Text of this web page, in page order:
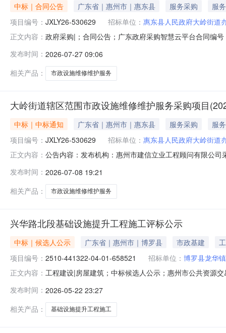
中标｜合同公告 广东省｜惠州市｜惠东县 服务采购
服务
项目编号： JXLY26-530629 招标单位： 惠东县人民政府大岭街道
正文内容： 政府采购|；合同公告；广东政府采购智慧云平台合同编
度）(二次)三、项目编号JXLY26-530629四、项目名称
发布时间： 2026-07-27 09:06
相关产品：
市政设施维修维护服务
大岭街道辖区范围市政设施维修维护服务采购项目
中标｜中标通知 广东省｜惠州市｜惠东县 服务采购
服务
项目编号： JXLY26-530629 招标单位： 惠东县人民政府大岭街道
正文内容： 公告内容：发布机构：惠州市建信立业工程顾问有限公
(二次)三、采购结果合同包1(大岭街道辖区范围市政设施
发布时间： 2026-07-08 19:21
相关产品：
市政设施维修维护服务
兴华路北段基础设施提升工程施工评标公示
中标｜候选人公示 广东省｜惠州市｜博罗县 市政基建
项目编号： 2510-441322-04-01-658521 招标单位： 博罗县龙华
正文内容： 工程建设|房屋建筑；中标候选人公示；惠州市公共资源
码2510-441322-04-01-658521投资项目名称兴华路北段
发布时间： 2026-05-22 23:27
相关产品：
基础设施提升工程施工